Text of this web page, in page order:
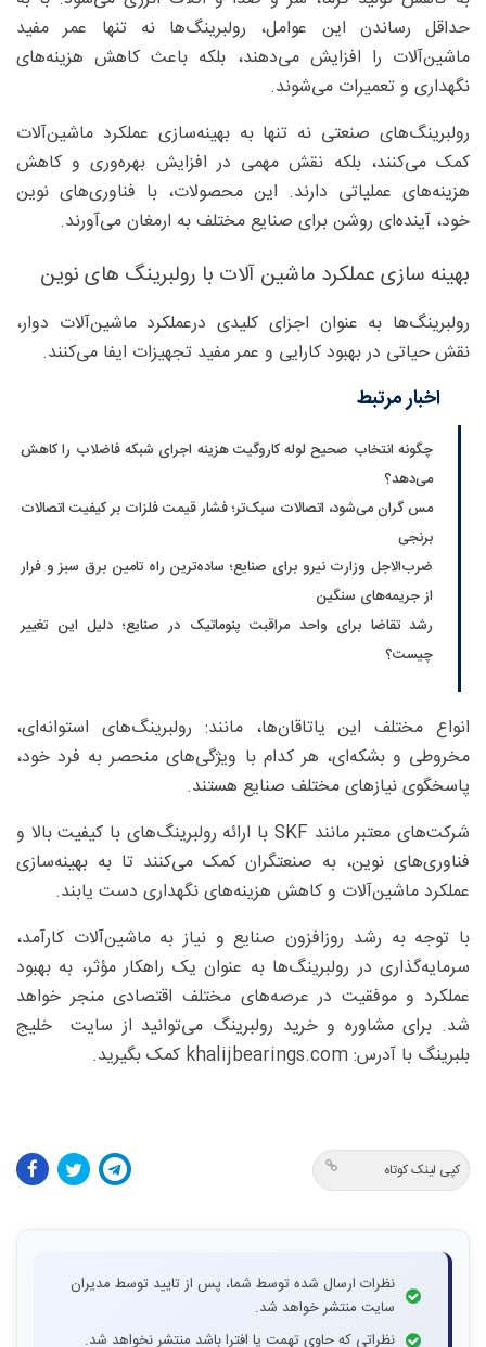
حداقل رساندن این عوامل، رولبرینگ‌ها نه تنها عمر مفید
ماشین‌آلات را افزایش می‌دهند، بلکه باعث کاهش هزینه‌های
نگهداری و تعمیرات می‌شوند.
رولبرینگ‌های صنعتی نه تنها به بهینه‌سازی عملکرد ماشین‌آلات
کمک می‌کنند، بلکه نقش مهمی در افزایش بهره‌وری و کاهش
هزینه‌های عملیاتی دارند. این محصولات، با فناوری‌های نوین
خود، آینده‌ای روشن برای صنایع مختلف به ارمغان می‌آورند.
بهینه سازی عملکرد ماشین آلات با رولبرینگ های نوین
رولبرینگ‌ها به عنوان اجزای کلیدی درعملکرد ماشین‌آلات دوار،
نقش حیاتی در بهبود کارایی و عمر مفید تجهیزات ایفا می‌کنند.
اخبار مرتبط
چگونه انتخاب صحیح لوله کاروگیت هزینه اجرای شبکه فاضلاب را کاهش
می‌دهد؟
مس گران می‌شود، اتصالات سبک‌تر؛ فشار قیمت فلزات بر کیفیت اتصالات
برنجی
ضرب‌الاجل وزارت نیرو برای صنایع؛ ساده‌ترین راه تامین برق سبز و فرار
از جریمه‌های سنگین
رشد تقاضا برای واحد مراقبت پنوماتیک در صنایع؛ دلیل این تغییر
چیست؟
انواع مختلف این یاتاقان‌ها، مانند: رولبرینگ‌های استوانه‌ای،
مخروطی و بشکه‌ای، هر کدام با ویژگی‌های منحصر به فرد خود،
پاسخگوی نیازهای مختلف صنایع هستند.
شرکت‌های معتبر مانند SKF با ارائه رولبرینگ‌های با کیفیت بالا و
فناوری‌های نوین، به صنعتگران کمک می‌کنند تا به بهینه‌سازی
عملکرد ماشین‌آلات و کاهش هزینه‌های نگهداری دست یابند.
با توجه به رشد روزافزون صنایع و نیاز به ماشین‌آلات کارآمد،
سرمایه‌گذاری در رولبرینگ‌ها به عنوان یک راهکار مؤثر، به بهبود
عملکرد و موفقیت در عرصه‌های مختلف اقتصادی منجر خواهد
شد. برای مشاوره و خرید رولبرینگ می‌توانید از سایت خلیج
بلبرینگ با آدرس: khalijbearings.com کمک بگیرید.
کپی لینک کوتاه
نظرات ارسال شده توسط شما، پس از تایید توسط مدیران
سایت منتشر خواهد شد.
نظراتی که حاوی تهمت یا افترا باشد منتشر نخواهد شد.